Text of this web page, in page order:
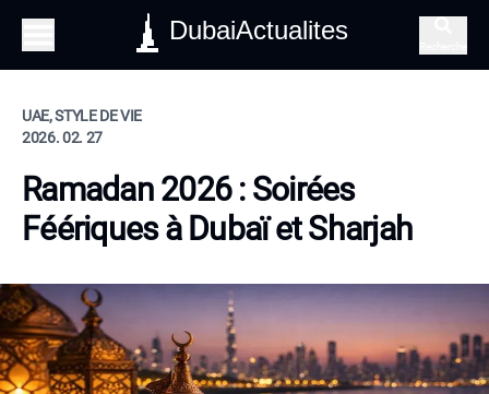
DubaiActualites
UAE, STYLE DE VIE
2026. 02. 27
Ramadan 2026 : Soirées
Féériques à Dubaï et Sharjah